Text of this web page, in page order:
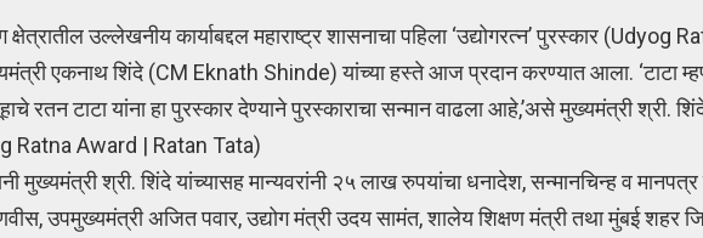
उल्लेखनीय कार्याबद्दल महाराष्ट्र शासनाचा पहिला ‘उद्योगरत्न’ पुरस्कार (Udyog
एकनाथ शिंदे (CM Eknath Shinde) यांच्या हस्ते आज प्रदान करण्यात आला. ‘टाटा
रतन टाटा यांना हा पुरस्कार देण्याने पुरस्काराचा सन्मान वाढला आहे,’असे मुख्यमंत्री श्री.
Ratna Award | Ratan Tata)
मुख्यमंत्री श्री. शिंदे यांच्यासह मान्यवरांनी २५ लाख रुपयांचा धनादेश, सन्मानचिन्ह व
उपमुख्यमंत्री अजित पवार, उद्योग मंत्री उदय सामंत, शालेय शिक्षण मंत्री तथा मुंबई शहर